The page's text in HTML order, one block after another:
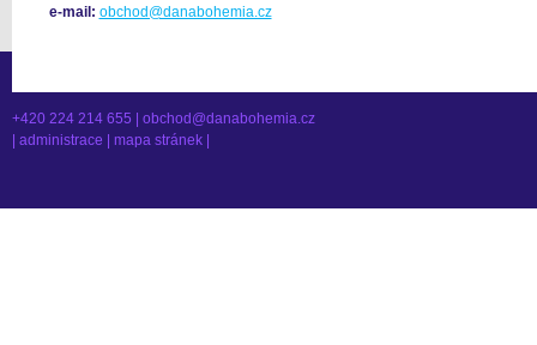
e-mail: obchod@danabohemia.cz
+420 224 214 655 | obchod@danabohemia.cz
administrace mapa stránek|